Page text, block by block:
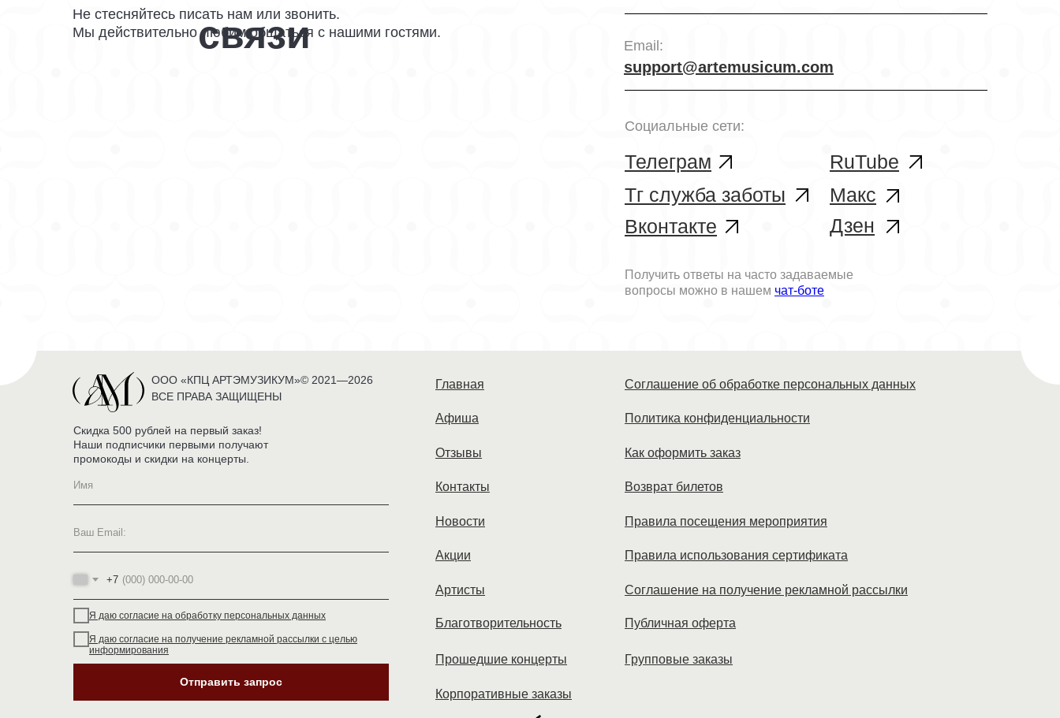
связи
Не стесняйтесь писать нам или звонить.
Мы действительно любим общаться с нашими гостями.
Социальные сети:
Телеграм
RuTube
Макс
Дзен
Вконтакте
Email:
support@artemusicum.com
ООО «КПЦ АРТЭМУЗИКУМ»© 2021—2026
ВСЕ ПРАВА ЗАЩИЩЕНЫ
Скидка 500 рублей на первый заказ!
Наши подписчики первыми получают
промокоды и скидки на концерты.
Главная
Афиша
Отзывы
Контакты
Новости
Акции
Правила посещения мероприятия
Правила использования сертификата
Соглашение на получение рекламной рассылки
Публичная оферта
Групповые заказы
Политика конфиденциальности
Корпоративные заказы
Возврат билетов
Как оформить заказ
Прошедшие концерты
Благотворительность
Соглашение об обработке персональных данных
Получить ответы на часто задаваемые
вопросы можно в нашем чат-боте
Артисты
Тг служба заботы
+7
Я даю согласие на обработку персональных данных
Я даю согласие на получение рекламной рассылки с целью
информирования
Отправить запрос